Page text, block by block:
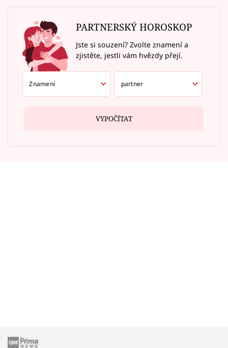
PARTNERSKÝ HOROSKOP
Jste si souzení? Zvolte znamení a
zjistěte, jestli vám hvězdy přejí.
VYPOČÍTAT